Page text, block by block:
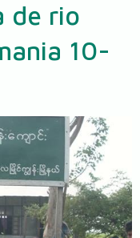
de rio
10-